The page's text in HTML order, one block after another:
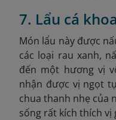
7. Lẩu cá
Món lẩu này được
các loại rau xanh,
đến một hương vị
nhận được vị ngọt
chua thanh nhẹ của
sống rất kích thích vị